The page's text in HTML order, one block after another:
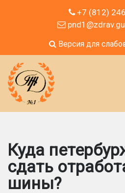
+7 (812)
Версия для
Куда
сдать
шины?